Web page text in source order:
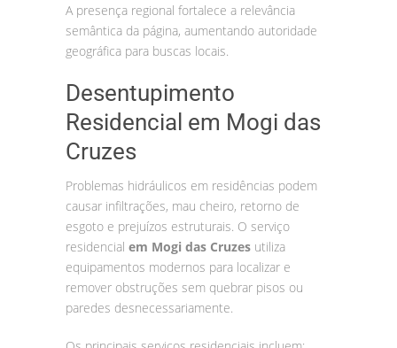
A presença regional fortalece a relevância
semântica da página, aumentando autoridade
geográfica para buscas locais.
Desentupimento
Residencial em Mogi das
Cruzes
Problemas hidráulicos em residências podem
causar infiltrações, mau cheiro, retorno de
esgoto e prejuízos estruturais. O serviço
residencial em Mogi das Cruzes utiliza
equipamentos modernos para localizar e
remover obstruções sem quebrar pisos ou
paredes desnecessariamente.